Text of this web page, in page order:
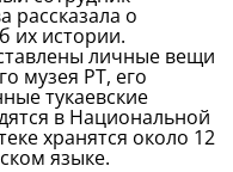
рассказала о
их истории.
личные вещи
музея РТ, его
тукаевские
в Национальной
хранятся около 12
языке.